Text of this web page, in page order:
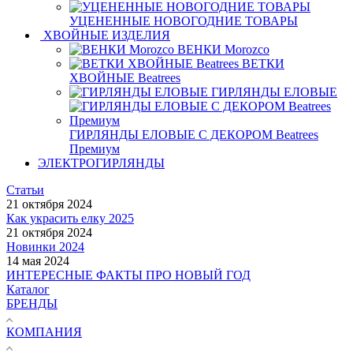
УЦЕНЕННЫЕ НОВОГОДНИЕ ТОВАРЫ
ХВОЙНЫЕ ИЗДЕЛИЯ
ВЕНКИ Morozco
ВЕТКИ
ХВОЙНЫЕ Beatrees
ГИРЛЯНДЫ ЕЛОВЫЕ
ГИРЛЯНДЫ ЕЛОВЫЕ С ДЕКОРОМ Beatrees
Премиум
ЭЛЕКТРОГИРЛЯНДЫ
Статьи
21 октября 2024
Как украсить елку 2025
21 октября 2024
Новинки 2024
14 мая 2024
ИНТЕРЕСНЫЕ ФАКТЫ ПРО НОВЫЙ ГОД
Каталог
БРЕНДЫ
КОМПАНИЯ